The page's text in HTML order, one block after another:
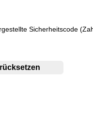
Sicherheitscode